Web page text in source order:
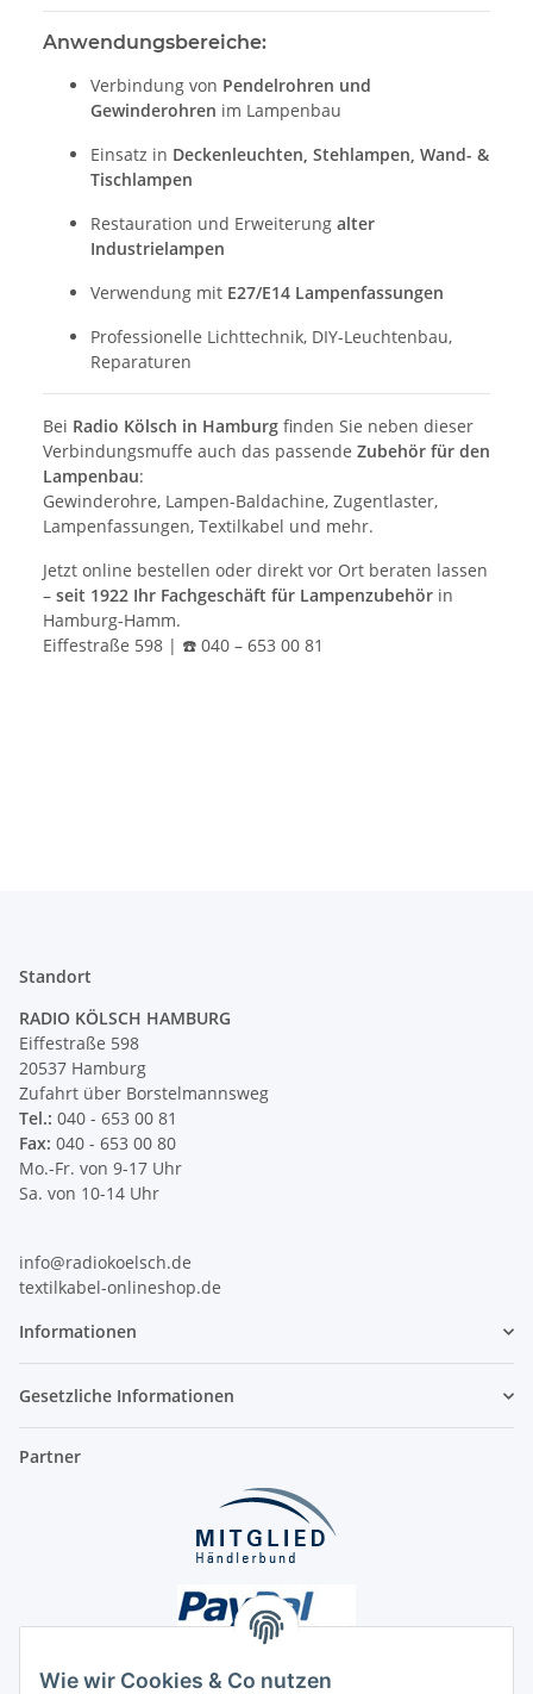
Wie wir Cookies & Co nutzen
Anwendungsbereiche:
Verbindung von Pendelrohren und
Gewinderohren im Lampenbau
Einsatz in Deckenleuchten, Stehlampen, Wand- &
Tischlampen
Restauration und Erweiterung alter
Industrielampen
Verwendung mit E27/E14 Lampenfassungen
Professionelle Lichttechnik, DIY-Leuchtenbau,
Reparaturen
Bei Radio Kölsch in Hamburg finden Sie neben dieser
Verbindungsmuffe auch das passende Zubehör für den
Lampenbau:
Gewinderohre, Lampen-Baldachine, Zugentlaster,
Lampenfassungen, Textilkabel und mehr.
Jetzt online bestellen oder direkt vor Ort beraten lassen
– seit 1922 Ihr Fachgeschäft für Lampenzubehör in
Hamburg-Hamm.
Eiffestraße 598 | ☎️ 040 – 653 00 81
Standort
RADIO KÖLSCH HAMBURG
Eiffestraße 598
20537 Hamburg
Zufahrt über Borstelmannsweg
Tel.: 040 - 653 00 81
Fax: 040 - 653 00 80
Mo.-Fr. von 9-17 Uhr
Sa. von 10-14 Uhr
info@radiokoelsch.de
textilkabel-onlineshop.de
Informationen
Gesetzliche Informationen
Partner